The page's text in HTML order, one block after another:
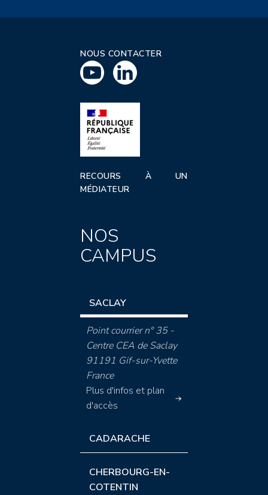
NOUS CONTACTER
RECOURS À UN
MÉDIATEUR
NOS
CAMPUS
SACLAY
Point courrier n° 35 -
Centre CEA de Saclay
91191 Gif-sur-Yvette
France
Plus d'infos et plan
d'accès
CADARACHE
CHERBOURG-EN-
COTENTIN